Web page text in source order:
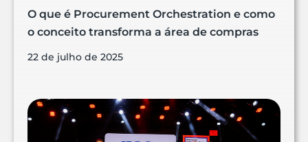
O que é Procurement Orchestration e como
o conceito transforma a área de compras
22 de julho de 2025